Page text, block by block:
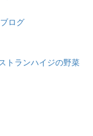
ログ
トランハイジの野菜